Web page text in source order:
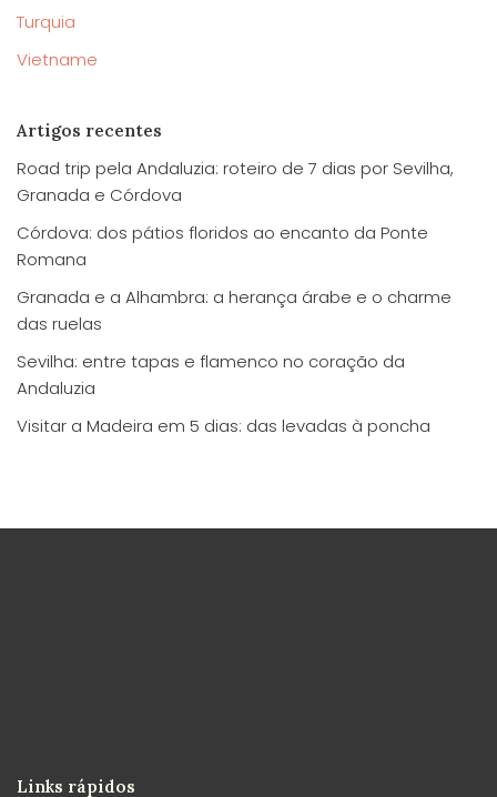
Turquia
Vietname
Artigos recentes
Road trip pela Andaluzia: roteiro de 7 dias por Sevilha,
Granada e Córdova
Córdova: dos pátios floridos ao encanto da Ponte
Romana
Granada e a Alhambra: a herança árabe e o charme
das ruelas
Sevilha: entre tapas e flamenco no coração da
Andaluzia
Visitar a Madeira em 5 dias: das levadas à poncha
Links rápidos